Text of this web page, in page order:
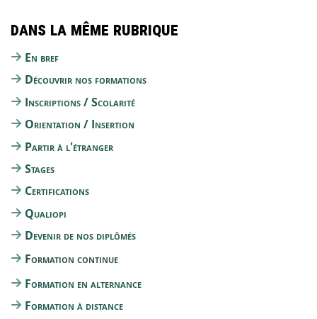
Dans la même rubrique
En bref
Découvrir nos formations
Inscriptions / Scolarité
Orientation / Insertion
Partir à l'étranger
Stages
Certifications
Qualiopi
Devenir de nos diplômés
Formation continue
Formation en alternance
Formation à distance